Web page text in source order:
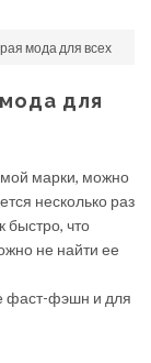
мода для всех
для
марки, можно
несколько раз
быстро, что
не найти ее
фаст-фэшн и для